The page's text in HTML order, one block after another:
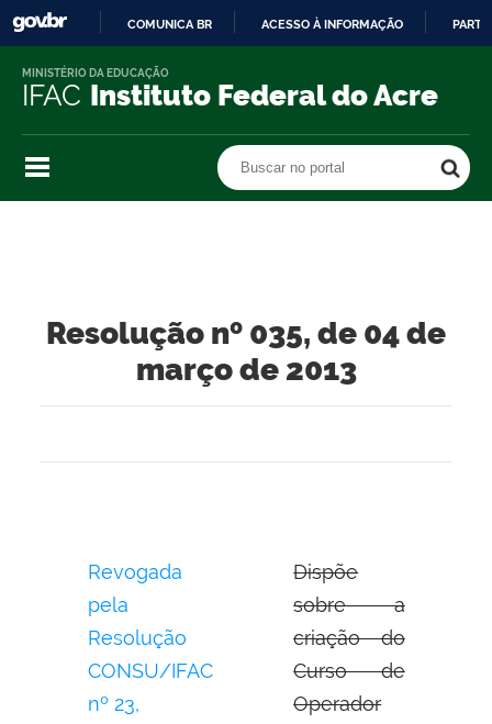
O
COMUNICA BR ACESSO À INFORMAÇÃO
IFAC Instituto Federal do Acre
MINISTÉRIO DA EDUCAÇÃO
Buscar no portal
Resolução nº 035, de 04 de
março de 2013
Revogada
pela
Resolução
CONSU/IFAC
nº 23,
Dispõe
sobre a
criação do
Curso de
Operador